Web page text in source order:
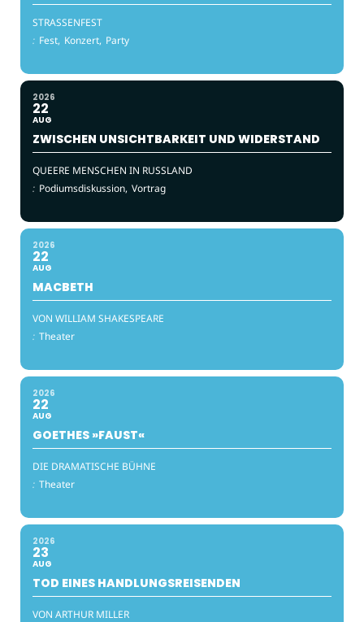
STRASSENFEST
: Fest, Konzert, Party
2026
22
AUG
ZWISCHEN UNSICHTBARKEIT UND WIDERSTAND
QUEERE MENSCHEN IN RUSSLAND
: Podiumsdiskussion, Vortrag
2026
22
AUG
MACBETH
VON WILLIAM SHAKESPEARE
: Theater
2026
22
AUG
GOETHES »FAUST«
DIE DRAMATISCHE BÜHNE
: Theater
2026
23
AUG
TOD EINES HANDLUNGSREISENDEN
VON ARTHUR MILLER